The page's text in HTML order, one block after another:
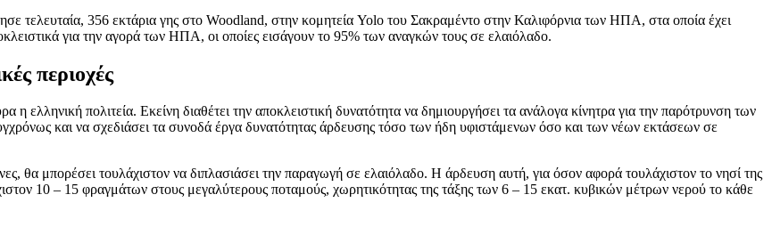
τελευταία, 356 εκτάρια γης στο Woodland, στην κομητεία Yolo του Σακραμέντο στην Καλιφόρνια των ΗΠΑ, στα οποία έχει
για την αγορά των ΗΠΑ, οι οποίες εισάγουν το 95% των αναγκών τους σε ελαιόλαδο.
περιοχές
η ελληνική πολιτεία. Εκείνη διαθέτει την αποκλειστική δυνατότητα να δημιουργήσει τα ανάλογα κίνητρα για την παρότρυνση των
και να σχεδιάσει τα συνοδά έργα δυνατότητας άρδευσης τόσο των ήδη υφιστάμενων όσο και των νέων εκτάσεων σε
θα μπορέσει τουλάχιστον να διπλασιάσει την παραγωγή σε ελαιόλαδο. Η άρδευση αυτή, για όσον αφορά τουλάχιστον το νησί της
10 – 15 φραγμάτων στους μεγαλύτερους ποταμούς, χωρητικότητας της τάξης των 6 – 15 εκατ. κυβικών μέτρων νερού το κάθε